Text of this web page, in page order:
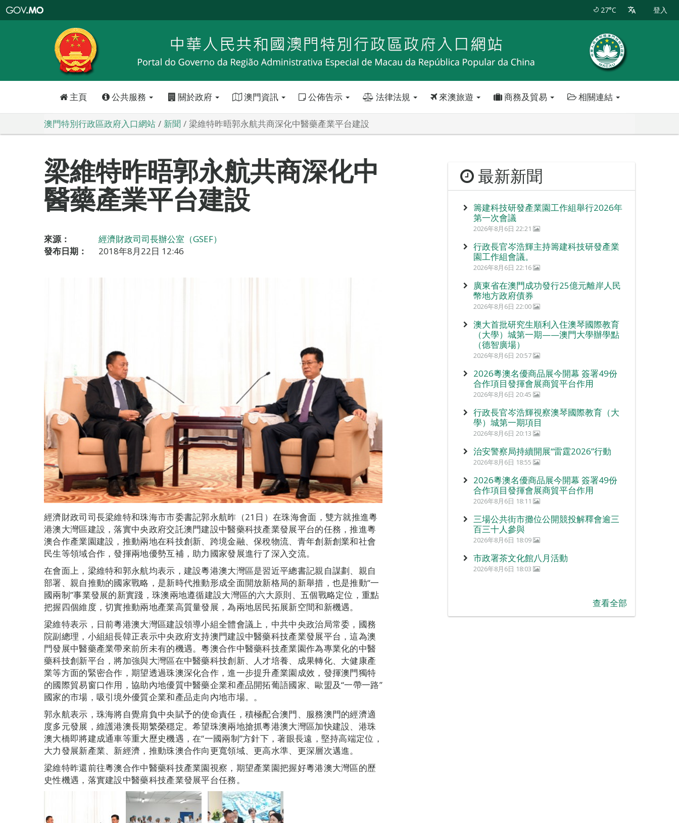
特
政
區
政
口
27°C 登入
主頁 公共服務 關於政府 澳門資訊 公佈告示 法律法規 來澳旅遊 商務及貿易 相關連結
澳門特別行政區政府入口網站 新聞 梁維特昨晤郭永航共商深化中醫藥產業平台建設
梁維特昨晤郭永航共商深化中
醫藥產業平台建設
來源：
經濟財政司司長辦公室（GSEF）
發布日期：
2018年8月22日 12:46
經濟財政司司長梁維特和珠海市市委書記郭永航昨（21日）在珠海會面，雙方就推進粵
港澳大灣區建設，落實中央政府交託澳門建設中醫藥科技產業發展平台的任務，推進粵
澳合作產業園建設，推動兩地在科技創新、跨境金融、保稅物流、青年創新創業和社會
民生等領域合作，發揮兩地優勢互補，助力國家發展進行了深入交流。
在會面上，梁維特和郭永航均表示，建設粵港澳大灣區是習近平總書記親自謀劃、親自
部署、親自推動的國家戰略，是新時代推動形成全面開放新格局的新舉措，也是推動“一
國兩制”事業發展的新實踐，珠澳兩地遵循建設大灣區的六大原則、五個戰略定位，重點
把握四個維度，切實推動兩地產業高質量發展，為兩地居民拓展新空間和新機遇。
梁維特表示，日前粵港澳大灣區建設領導小組全體會議上，中共中央政治局常委，國務
院副總理，小組組長韓正表示中央政府支持澳門建設中醫藥科技產業發展平台，這為澳
門發展中醫藥產業帶來前所未有的機遇。粵澳合作中醫藥科技產業園作為專業化的中醫
藥科技創新平台，將加強與大灣區在中醫藥科技創新、人才培養、成果轉化、大健康產
業等方面的緊密合作，期望透過珠澳深化合作，進一步提升產業園成效，發揮澳門獨特
的國際貿易窗口作用，協助內地優質中醫藥企業和產品開拓葡語國家、歐盟及“一帶一路”
國家的市場，吸引境外優質企業和產品走向內地市場。。
郭永航表示，珠海將自覺肩負中央賦予的使命責任，積極配合澳門、服務澳門的經濟適
度多元發展，維護港澳長期繁榮穩定。希望珠澳兩地搶抓粵港澳大灣區加快建設、港珠
澳大橋即將建成通車等重大歷史機遇，在“一國兩制”方針下，著眼長遠，堅持高端定位，
大力發展新產業、新經濟，推動珠澳合作向更寬領域、更高水準、更深層次邁進。
梁維特昨還前往粵澳合作中醫藥科技產業園視察，期望產業園把握好粵港澳大灣區的歷
史性機遇，落實建設中醫藥科技產業發展平台任務。
最新新聞
籌建科技研發產業園工作組舉行2026年
第一次會議
2026年8月6日 22:21
行政長官岑浩輝主持籌建科技研發產業
園工作組會議。
2026年8月6日 22:16
廣東省在澳門成功發行25億元離岸人民
幣地方政府債券
2026年8月6日 22:00
澳大首批研究生順利入住澳琴國際教育
（大學）城第一期——澳門大學辦學點
（德智廣場）
2026年8月6日 20:57
2026粵澳名優商品展今開幕 簽署49份
合作項目發揮會展商貿平台作用
2026年8月6日 20:45
行政長官岑浩輝視察澳琴國際教育（大
學）城第一期項目
2026年8月6日 20:13
治安警察局持續開展“雷霆2026”行動
2026年8月6日 18:55
2026粵澳名優商品展今開幕 簽署49份
合作項目發揮會展商貿平台作用
2026年8月6日 18:11
三場公共街市攤位公開競投解釋會逾三
百三十人參與
2026年8月6日 18:09
市政署茶文化館八月活動
2026年8月6日 18:03
查看全部